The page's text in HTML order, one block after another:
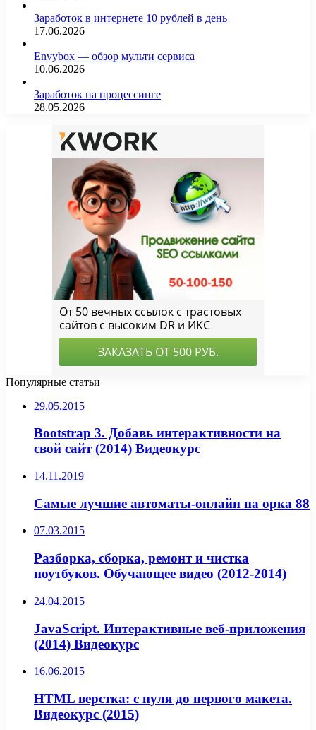
Заработок в интернете 10 рублей в день
17.06.2026
Envybox — обзор мульти сервиса
10.06.2026
Заработок на процессинге
28.05.2026
Популярные статьи
29.05.2015
Bootstrap 3. Добавь интерактивности на
свой сайт (2014) Видеокурс
14.11.2019
Самые лучшие автоматы-онлайн на орка 88
07.03.2015
Разборка, сборка, ремонт и чистка
ноутбуков. Обучающее видео (2012-2014)
24.04.2015
JavaScript. Интерактивные веб-приложения
(2014) Видеокурс
16.06.2015
HTМL версткa: с нуля до первого макета.
Видеокурс (2015)